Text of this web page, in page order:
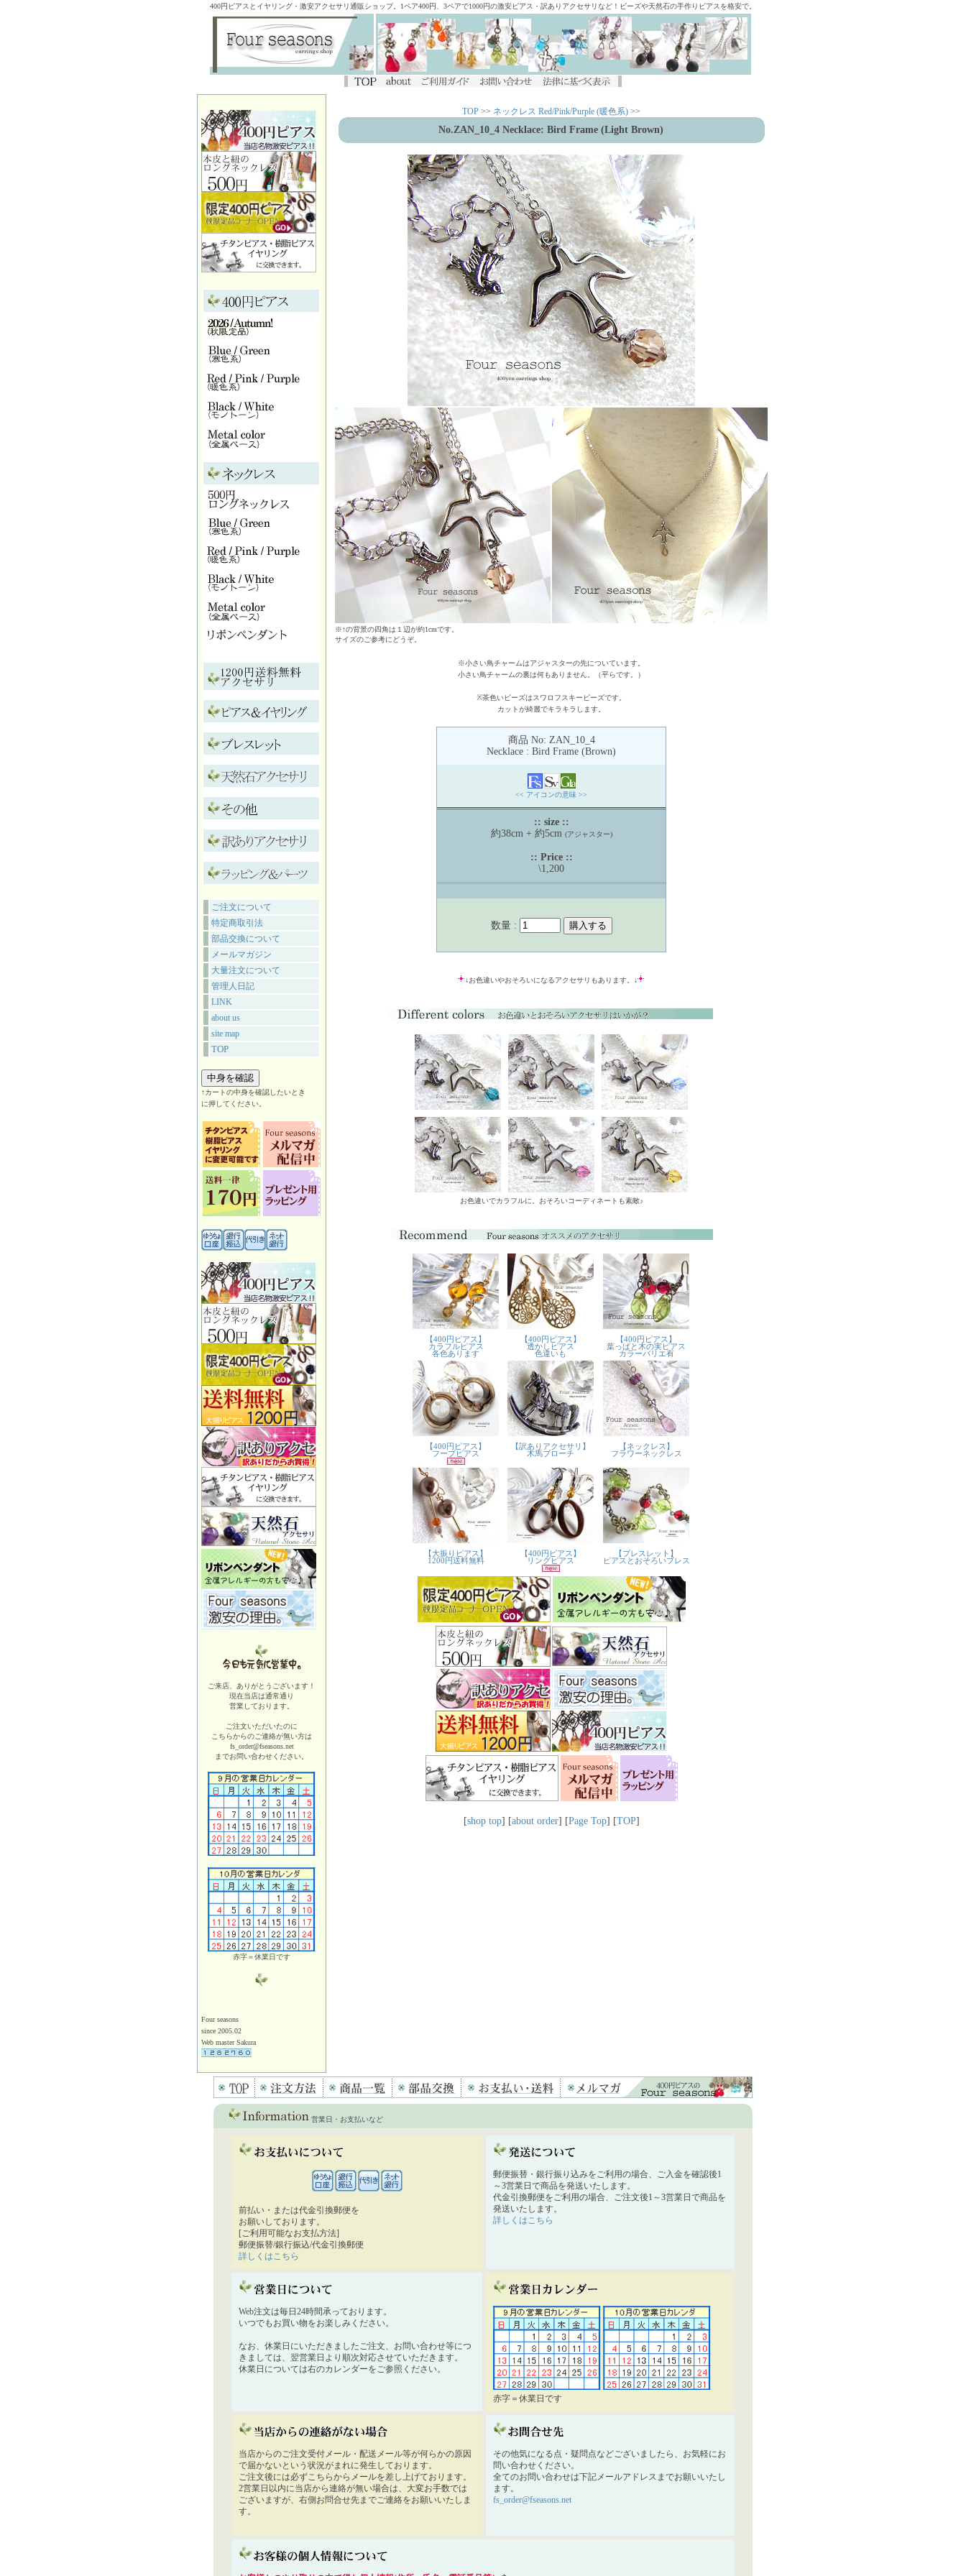
400円ピアスとイヤリング・激安アクセサリ通販ショップ。1ペア400円、3ペアで1000円の激安ピアス・訳ありアクセサリなど！ビーズや天然石の手作りピアスを格安で。
ご注文について
特定商取引法
部品交換について
メールマガジン
大量注文について
管理人日記
LINK
about us
site map
TOP
↑カートの中身を確認したいとき
に押してください。
ご来店、ありがとうございます！
現在当店は通常通り
営業しております。
ご注文いただいたのに
こちらからのご連絡が無い方は
fs_order@fseasons.net
までお問い合わせください。
赤字＝休業日です
Four seasons
since 2005.02
Web master Sakura
TOP >> ネックレス Red/Pink/Purple (暖色系) >>
No.ZAN_10_4 Necklace: Bird Frame (Light Brown)
※↑の背景の四角は１辺が約1cmです。
サイズのご参考にどうぞ。
※小さい鳥チャームはアジャスターの先についています。
小さい鳥チャームの裏は何もありません。（平らです。）
※茶色いビーズはスワロフスキービーズです。
カットが綺麗でキラキラします。
商品 No: ZAN_10_4
Necklace : Bird Frame (Brown)
<< アイコンの意味 >>
:: size ::
約38cm + 約5cm (アジャスター)
:: Price ::
\1,200
数量 :
↓お色違いやおそろいになるアクセサリもあります。↓
お色違いでカラフルに。おそろいコーディネートも素敵♪
[shop top] [about order] [Page Top] [TOP]
営業日・お支払いなど
前払い・または代金引換郵便を
お願いしております。
[ご利用可能なお支払方法]
郵便振替/銀行振込/代金引換郵便
詳しくはこちら
郵便振替・銀行振り込みをご利用の場合、ご入金を確認後1
～3営業日で商品を発送いたします。
代金引換郵便をご利用の場合、ご注文後1～3営業日で商品を
発送いたします。
詳しくはこちら
Web注文は毎日24時間承っております。
いつでもお買い物をお楽しみください。
なお、休業日にいただきましたご注文、お問い合わせ等につ
きましては、翌営業日より順次対応させていただきます。
休業日については右のカレンダーをご参照ください。
赤字＝休業日です
当店からのご注文受付メール・配送メール等が何らかの原因
で届かないという状況がまれに発生しております。
ご注文後には必ずこちらからメールを差し上げております。
2営業日以内に当店から連絡が無い場合は、大変お手数では
ございますが、右側お問合せ先までご連絡をお願いいたしま
す。
その他気になる点・疑問点などございましたら、お気軽にお
問い合わせください。
全てのお問い合わせは下記メールアドレスまでお願いいたし
ます。
fs_order@fseasons.net